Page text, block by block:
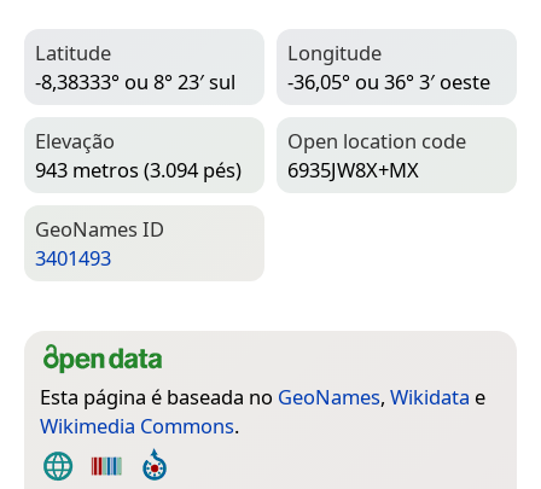
Latitude
-8,38333° ou 8° 23′ sul
Longitude
-36,05° ou 36° 3′ oeste
Elevação
943 metros (3.094 pés)
Open location code
6935JW8X+MX
Geo­Names ID
3401493
Esta página é baseada no GeoNames, Wikidata e
Wikimedia Commons.